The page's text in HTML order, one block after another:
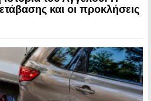
και οι προκλήσεις